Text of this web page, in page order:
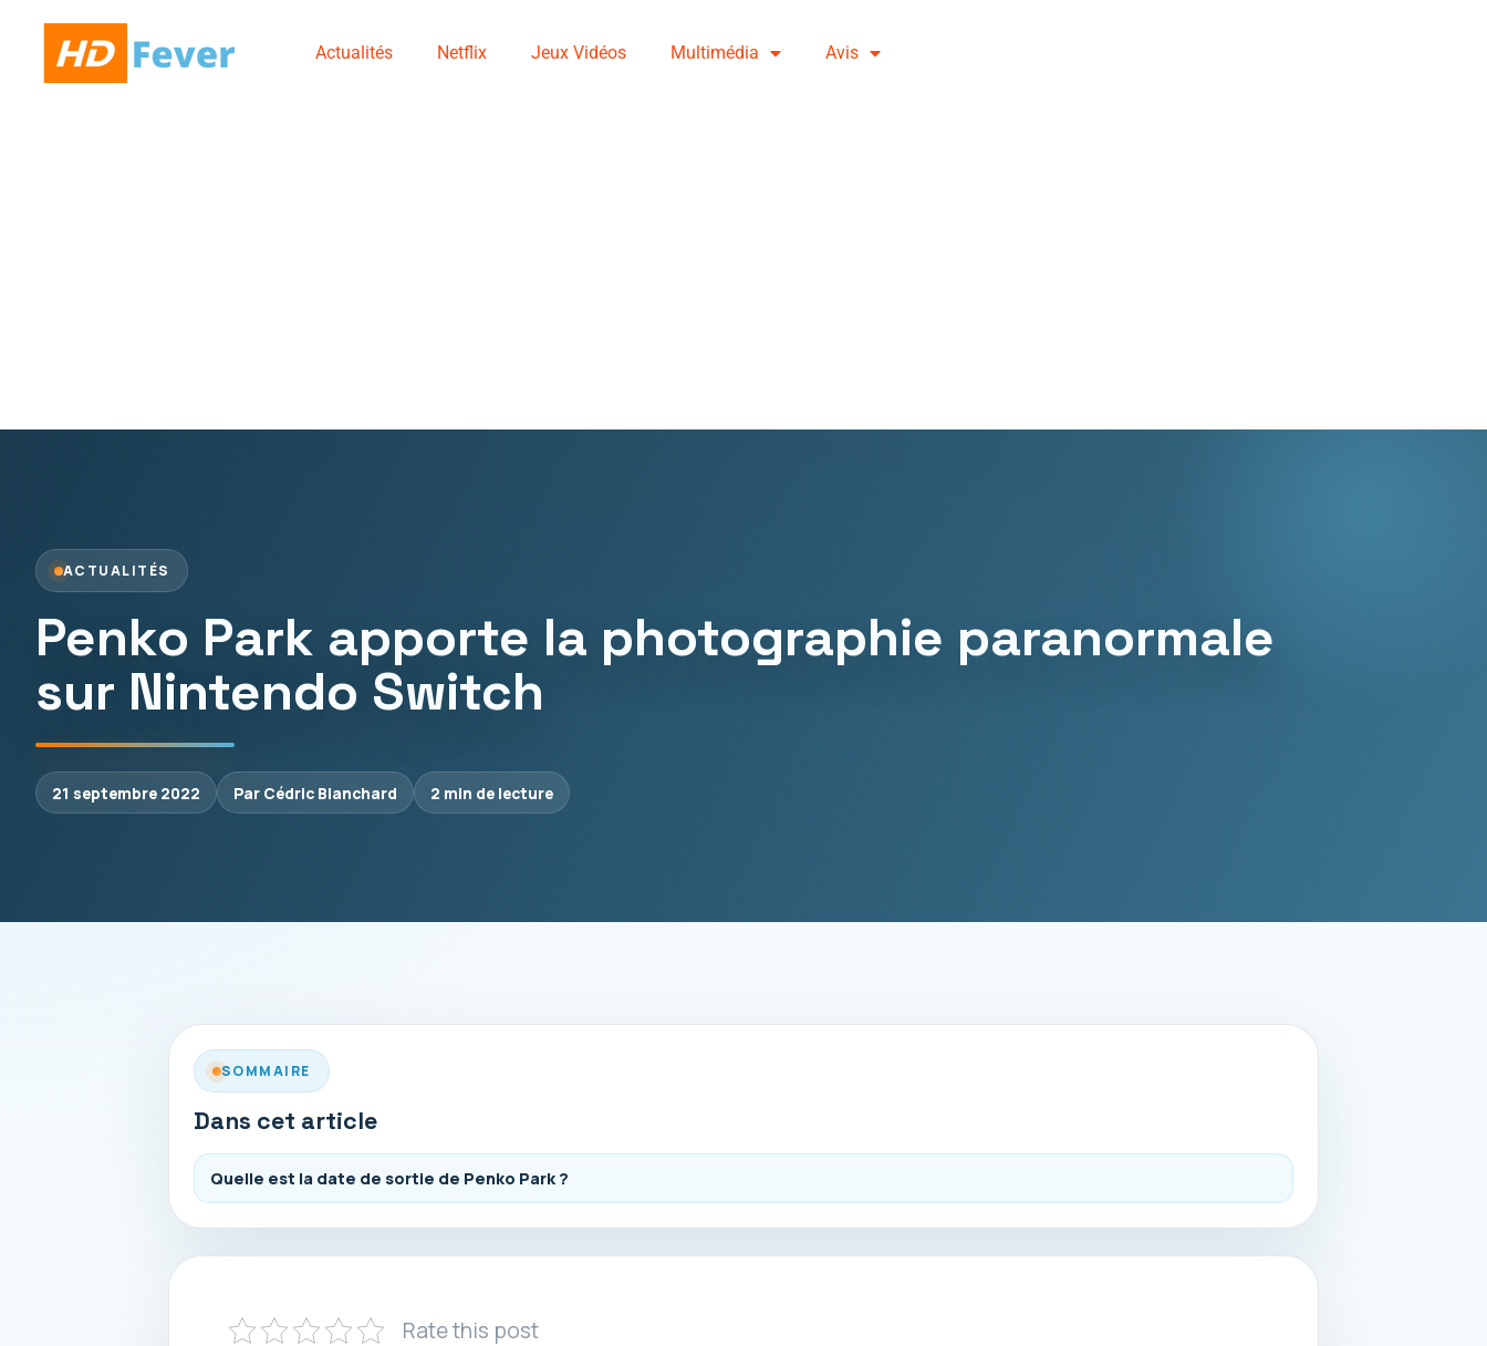
Actualités Netflix Jeux Vidéos Multimédia Avis
ACTUALITÉS
Penko Park apporte la photographie paranormale
sur Nintendo Switch
21 septembre 2022 Par Cédric Blanchard 2 min de lecture
SOMMAIRE
Dans cet article
Quelle est la date de sortie de Penko Park ?
Rate this post